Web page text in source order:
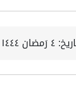
٤ رَمضان ١٤٤٤